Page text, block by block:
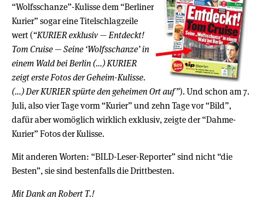
“Wolfsschanze”-Kulisse dem “Berliner
Kurier” sogar eine Titelschlagzeile
wert (“KURIER exklusiv — Entdeckt!
Tom Cruise — Seine ‘Wolfsschanze’ in
einem Wald bei Berlin (…) KURIER
zeigt erste Fotos der Geheim-Kulisse.
(…) Der KURIER spürte den geheimen Ort auf”). Und schon am 7.
Juli, also vier Tage vorm “Kurier” und zehn Tage vor “Bild”,
dafür aber womöglich wirklich exklusiv, zeigte der “Dahme-
Kurier” Fotos der Kulisse.
Mit anderen Worten: “BILD-Leser-Reporter” sind nicht “die
Besten”, sie sind bestenfalls die Drittbesten.
Mit Dank an Robert T.!